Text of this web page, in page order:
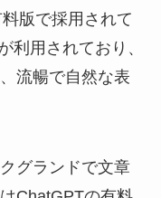
版で採用されて
利用されており、
流暢で自然な表
グランドで文章